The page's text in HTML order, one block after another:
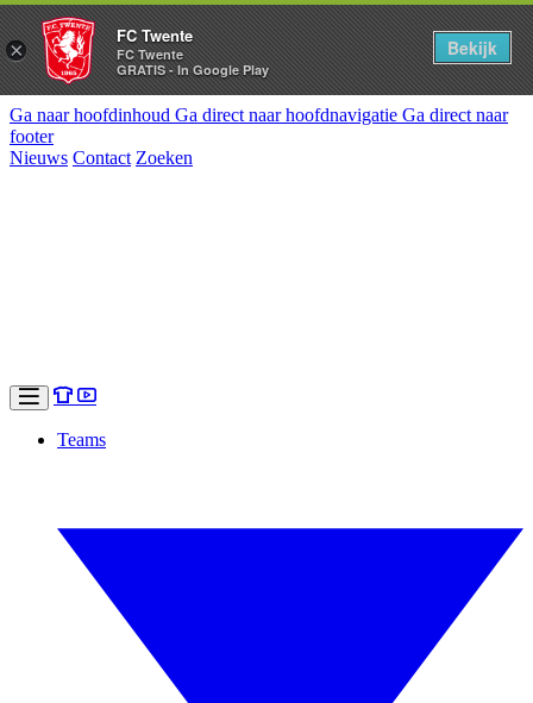
Ga naar hoofdinhoud Ga direct naar hoofdnavigatie Ga direct naar
footer
Nieuws Contact Zoeken
Teams
×
FC Twente
FC Twente
GRATIS - In Google Play
Bekijk